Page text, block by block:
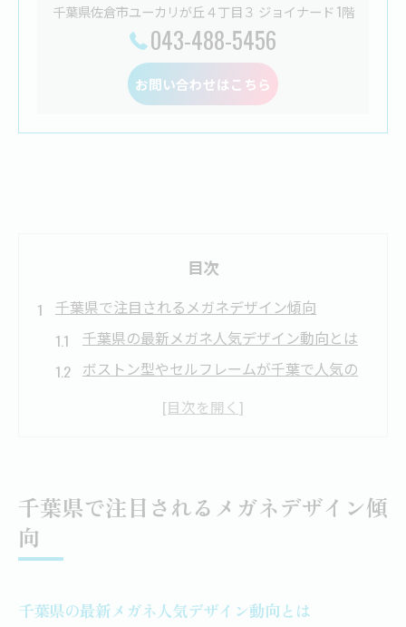
千葉県佐倉市ユーカリが丘４丁目３ ジョイナード 1階
043-488-5456
お問い合わせはこちら
目次
千葉県で注目されるメガネデザイン傾向
千葉県の最新メガネ人気デザイン動向とは
ボストン型やセルフレームが千葉で人気の
ンド
人気メガネの形・サイズ感の選び方を解説
千葉県で注目されるメガネデザイン傾
向
千葉県の最新メガネ人気デザイン動向とは